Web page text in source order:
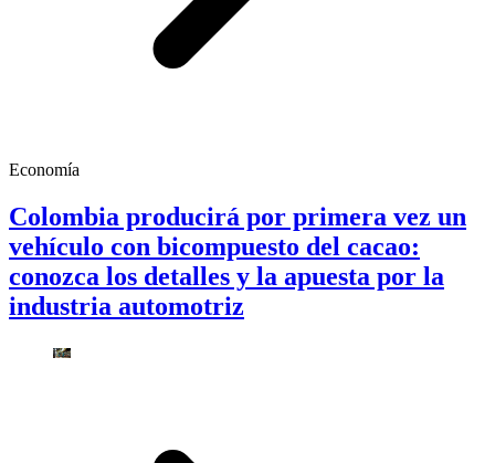
Economía
Colombia producirá por primera vez un
vehículo con bicompuesto del cacao:
conozca los detalles y la apuesta por la
industria automotriz